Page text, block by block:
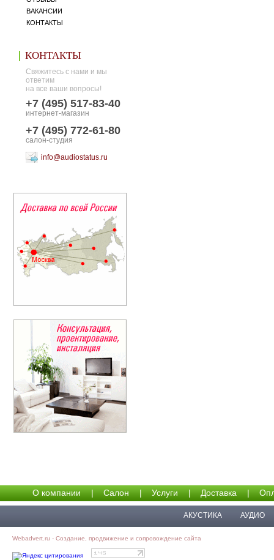
ВАКАНСИИ
КОНТАКТЫ
КОНТАКТЫ
Свяжитесь с нами и мы
ответим
на все ваши вопросы!
+7 (495) 517-83-40
интернет-магазин
+7 (495) 772-61-80
салон-студия
info@audiostatus.ru
О компании | Салон | Услуги | Доставка |
АКУСТИКА АУДИО
Webadvert.ru - Создание, продвижение и сопровождение сайта